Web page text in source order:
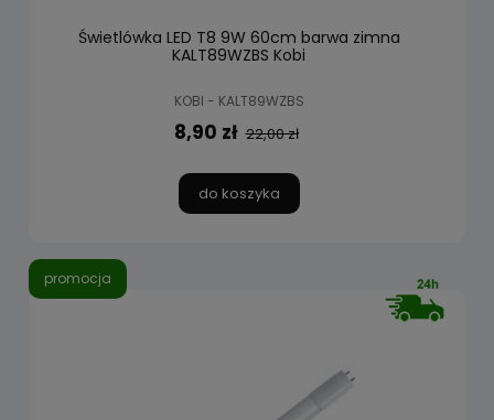
Świetlówka LED T8 9W 60cm barwa zimna
KALT89WZBS Kobi
KOBI - KALT89WZBS
8,90 zł 22,00 zł
do koszyka
promocja